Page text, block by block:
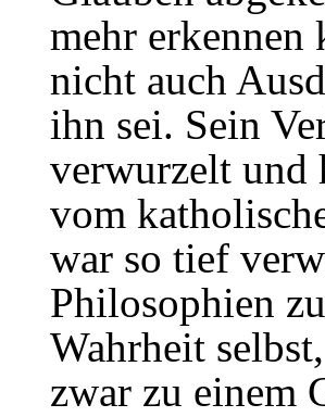
mehr
nicht auch
ihn sei. Sein
verwurzelt und
vom
war so tief
Philosophien
Wahrheit
zwar zu einem